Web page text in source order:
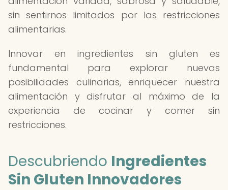
sin sentirnos limitados por las restricciones
alimentarias.
Innovar en ingredientes sin gluten es
fundamental para explorar nuevas
posibilidades culinarias, enriquecer nuestra
alimentación y disfrutar al máximo de la
experiencia de cocinar y comer sin
restricciones.
Descubriendo Ingredientes
Sin Gluten Innovadores